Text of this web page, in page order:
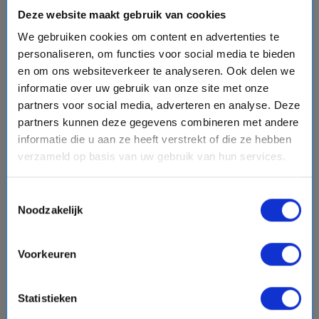
Deze website maakt gebruik van cookies
We gebruiken cookies om content en advertenties te
personaliseren, om functies voor social media te bieden
en om ons websiteverkeer te analyseren. Ook delen we
informatie over uw gebruik van onze site met onze
partners voor social media, adverteren en analyse. Deze
partners kunnen deze gegevens combineren met andere
informatie die u aan ze heeft verstrekt of die ze hebben
verzameld op basis van uw gebruik van hun services.
Noodzakelijk
Voorkeuren
Statistieken
11 daagse Oost-Middellandse Zee cruise met de
Silver Spirit
Silversea Cruises
event van: 28-10-2026 - Tot: 07-11-2026
schedule11 dagen place
op Zee, Istanbul, Istanbul, Dag op Zee, Rhodos, Fira